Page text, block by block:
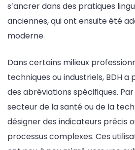
s’ancrer dans des pratiques
anciennes, qui ont ensuite été
moderne.
Dans certains milieux
techniques ou industriels, BDH
des abréviations spécifiques.
secteur de la santé ou de la
désigner des indicateurs précis
processus complexes. Ces